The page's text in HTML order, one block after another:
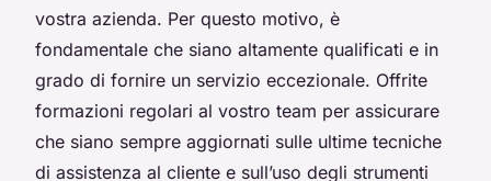
vostra azienda. Per questo motivo, è
fondamentale che siano altamente qualificati e in
grado di fornire un servizio eccezionale. Offrite
formazioni regolari al vostro team per assicurare
che siano sempre aggiornati sulle ultime tecniche
di assistenza al cliente e sull’uso degli strumenti